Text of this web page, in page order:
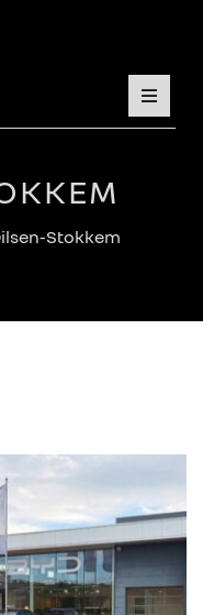
Stokkem